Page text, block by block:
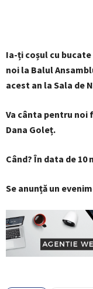
Ia-ți coșul cu
noi la Balul
acest an la Sala de
Va cânta pentru noi
Dana Goleț.
Când? În data de 10
Se anunță un